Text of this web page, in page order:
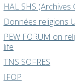
HAL SHS (Archives
Données religions
PEW FORUM on
life
TNS SOFRES
IFOP